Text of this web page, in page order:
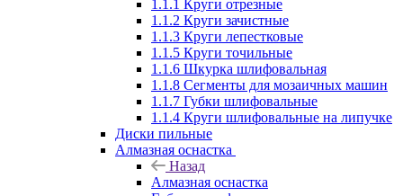
1.1.1 Круги отрезные
1.1.2 Круги зачистные
1.1.3 Круги лепестковые
1.1.5 Круги точильные
1.1.6 Шкурка шлифовальная
1.1.8 Сегменты для мозаичных машин
1.1.7 Губки шлифовальные
1.1.4 Круги шлифовальные на липучке
Диски пильные
Алмазная оснастка
Назад
Алмазная оснастка